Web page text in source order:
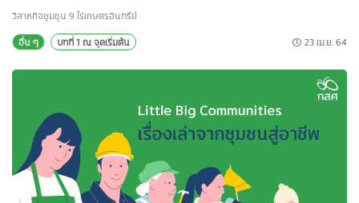
วิสาหกิจชุมชุน 9 ไร่เกษตรอินทรีย์
อื่น ๆ
บทที่ 1 ณ จุดเริ่มต้น 23 เม.ย. 64